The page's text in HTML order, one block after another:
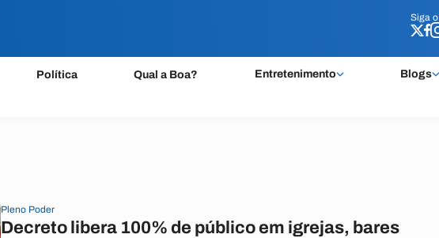
Siga o
Política Qual a Boa? Entretenimento Blogs
Siga o
Pleno Poder
Decreto libera 100% de público em igrejas, bares